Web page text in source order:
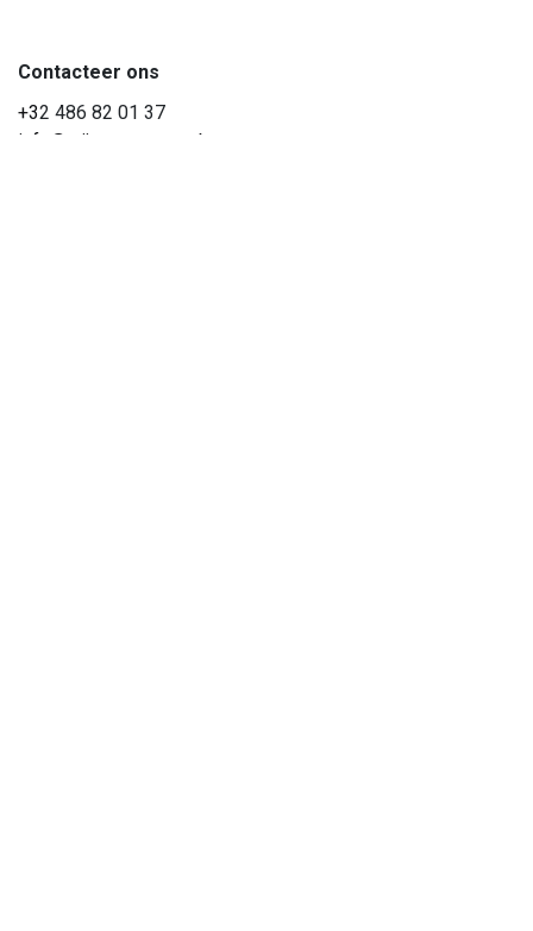
Contacteer ons
+32 486 82 01 37
info@wijnencoopman.be